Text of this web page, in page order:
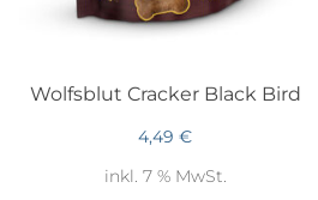
Wolfsblut Cracker Black Bird
4,49€
inkl. 7 % MwSt.